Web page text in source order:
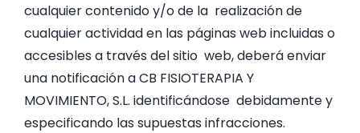
cualquier contenido y/o de la realización de
cualquier actividad en las páginas web incluidas o
accesibles a través del sitio web, deberá enviar
una notificación a CB FISIOTERAPIA Y
MOVIMIENTO, S.L. identificándose debidamente y
especificando las supuestas infracciones.